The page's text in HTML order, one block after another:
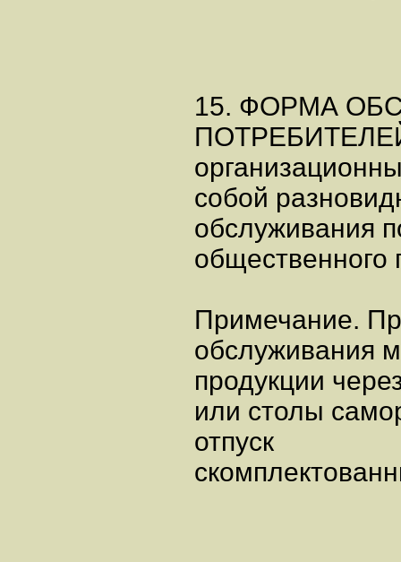
15. ФОРМА
собой
обслуживания
общественного
Примечание.
обслуживания
продукции
или столы
отпуск